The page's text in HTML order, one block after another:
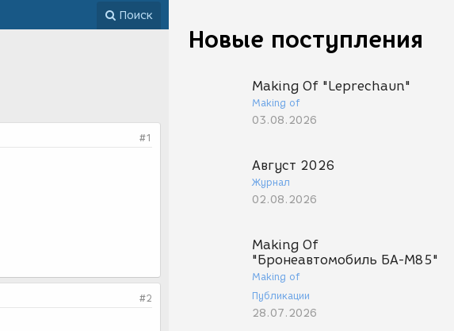
Новые поступления
Making Of "Leprechaun"
Making of
03.08.2026
Август 2026
Журнал
02.08.2026
Making Of
"Бронеавтомобиль БА-М85"
Making of
Публикации
28.07.2026
Поиск
#1
#2